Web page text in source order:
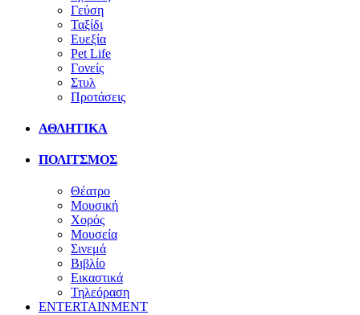
Γεύση
Ταξίδι
Ευεξία
Pet Life
Γονείς
Στυλ
Προτάσεις
ΑΘΛΗΤΙΚΑ
ΠΟΛΙΤΣΜΟΣ
Θέατρο
Μουσική
Χορός
Μουσεία
Σινεμά
Βιβλίο
Εικαστικά
Τηλεόραση
ENTERTAINMENT